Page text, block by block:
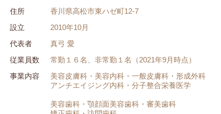
住所
香川県高松市東ハゼ町12-7
設立
2010年10月
代表者
真弓 愛
従業員数
常勤１６名、非常勤１名（2021年9月時点）
事業内容
美容皮膚科・美容内科・一般皮膚科・形成外科
アンチエイジング内科・分子整合栄養医学
美容歯科・顎顔面美容歯科・審美歯科